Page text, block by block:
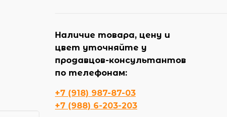
Наличие товара, цену и
цвет уточняйте у
продавцов-консультантов
по телефонам:
+7 (918) 987-87-03
+7 (988) 6-203-203